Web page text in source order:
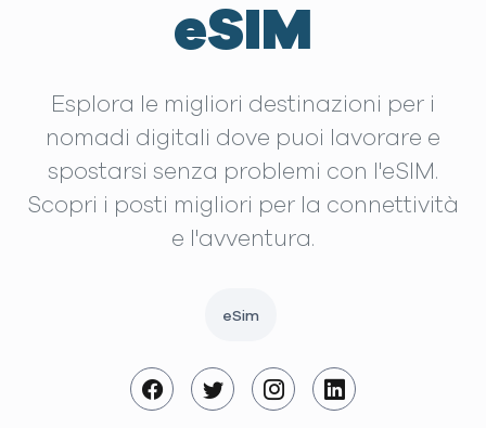
eSIM
Esplora le migliori destinazioni per i
nomadi digitali dove puoi lavorare e
spostarsi senza problemi con l'eSIM.
Scopri i posti migliori per la connettività
e l'avventura.
eSim